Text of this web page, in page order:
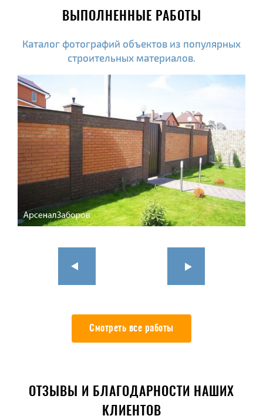
ВЫПОЛНЕННЫЕ РАБОТЫ
Каталог фотографий объектов из популярных
строительных материалов.
Смотреть все работы
ОТЗЫВЫ И БЛАГОДАРНОСТИ НАШИХ
КЛИЕНТОВ